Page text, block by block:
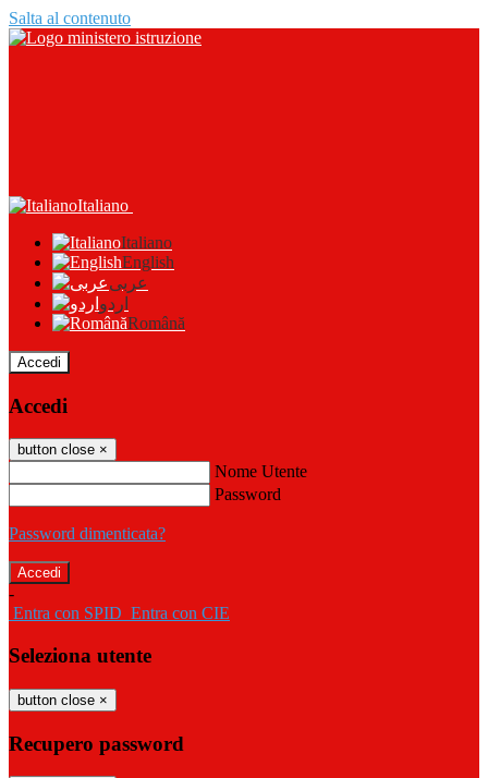
Salta al contenuto
Italiano
Italiano
English
عربى
اردو
Română
Accedi
Accedi
button close ×
Nome Utente
Password
Password dimenticata?
-
Entra con SPID Entra con CIE
Seleziona utente
button close ×
Recupero password